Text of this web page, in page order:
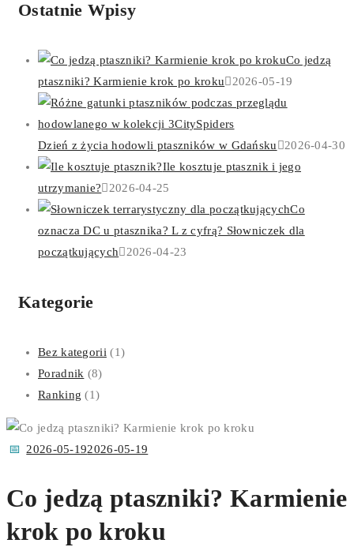
Posted
2026-05-192026-05-19
Co jedzą ptaszniki? Karmienie
krok po kroku
Ostatnie Wpisy
Co jedzą
ptaszniki? Karmienie krok po kroku
2026-05-19
Dzień z życia hodowli ptaszników w Gdańsku
2026-04-30
Ile kosztuje ptasznik i jego
utrzymanie?
2026-04-25
Co
oznacza DC u ptasznika? L z cyfrą? Słowniczek dla
początkujących
2026-04-23
Kategorie
Bez kategorii (1)
Poradnik (8)
Ranking (1)